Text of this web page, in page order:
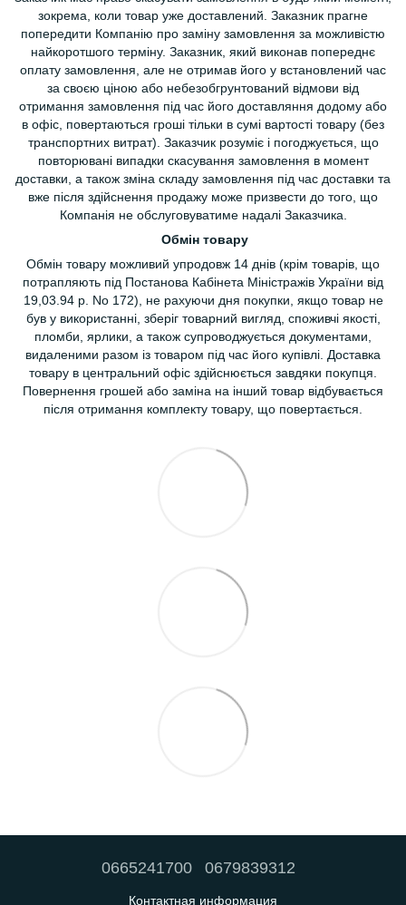
зокрема, коли товар уже доставлений. Заказник прагне
попередити Компанію про заміну замовлення за можливістю
найкоротшого терміну. Заказник, який виконав попереднє
оплату замовлення, але не отримав його у встановлений час
за своєю ціною або небезобгрунтований відмови від
отримання замовлення під час його доставляння додому або
в офіс, повертаються гроші тільки в сумі вартості товару (без
транспортних витрат). Заказчик розуміє і погоджується, що
повторювані випадки скасування замовлення в момент
доставки, а також зміна складу замовлення під час доставки та
вже після здійснення продажу може призвести до того, що
Компанія не обслуговуватиме надалі Заказчика.
Обмін товару
Обмін товару можливий упродовж 14 днів (крім товарів, що
потрапляють під Постанова Кабінета Міністражів України від
19,03.94 р. No 172), не рахуючи дня покупки, якщо товар не
був у використанні, зберіг товарний вигляд, споживчі якості,
пломби, ярлики, а також супроводжується документами,
видаленими разом із товаром під час його купівлі. Доставка
товару в центральний офіс здійснюється завдяки покупця.
Повернення грошей або заміна на інший товар відбувається
після отримання комплекту товару, що повертається.
0665241700 0679839312
Контактная информация